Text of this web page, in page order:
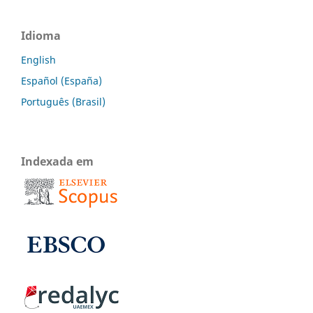
Idioma
English
Español (España)
Português (Brasil)
Indexada em